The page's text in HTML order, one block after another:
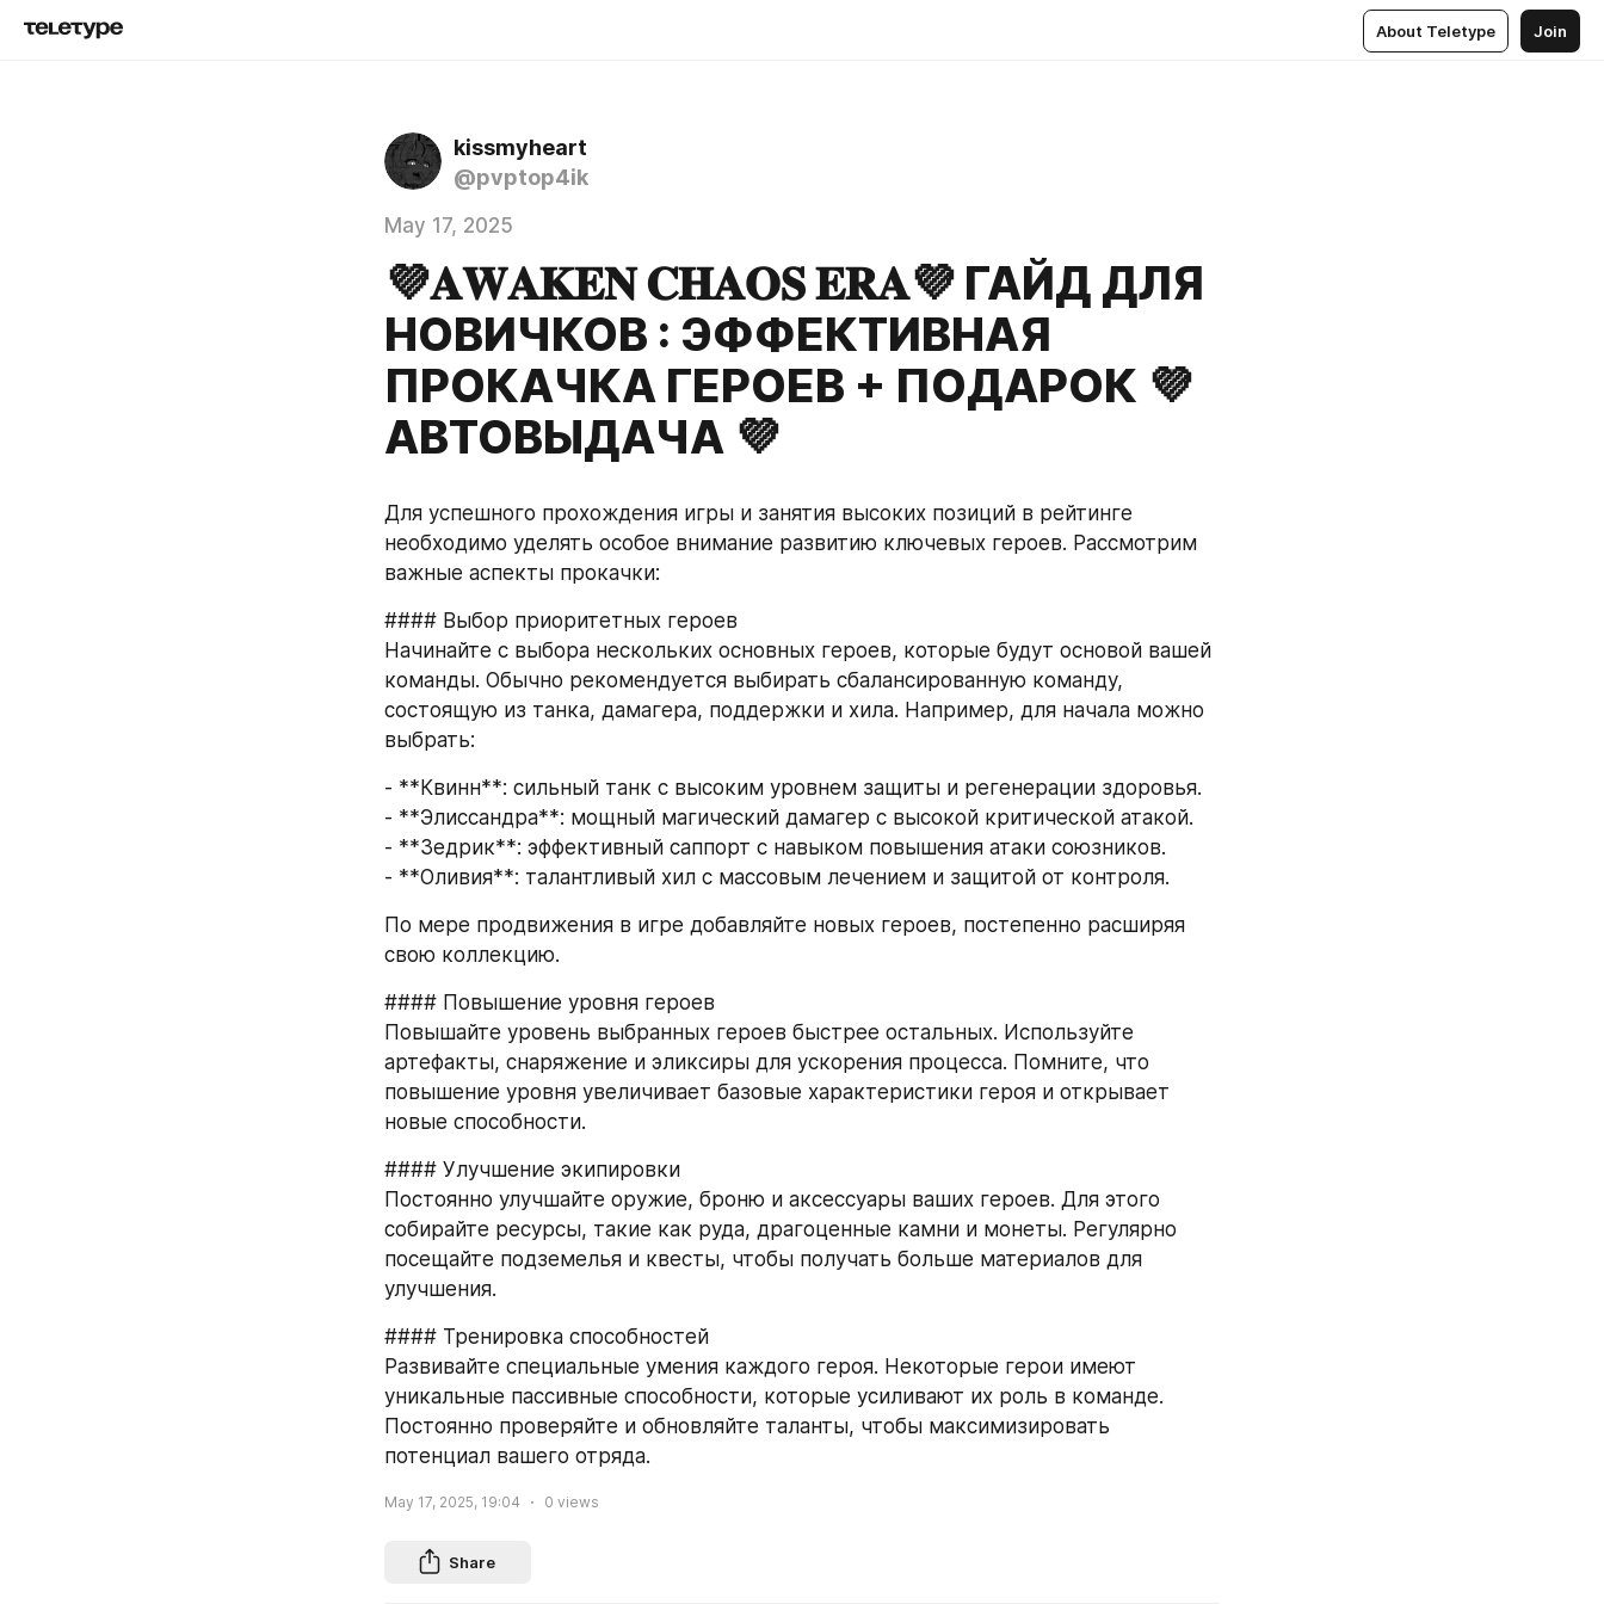
About Teletype Join
kissmyheart
@pvptop4ik
May 17, 2025
💜𝐀𝐖𝐀𝐊𝐄𝐍 𝐂𝐇𝐀𝐎𝐒 𝐄𝐑𝐀💜 ГАЙД ДЛЯ
НОВИЧКОВ : ЭФФЕКТИВНАЯ
ПРОКАЧКА ГЕРОЕВ + ПОДАРОК 💜
АВТОВЫДАЧА 💜
Для успешного прохождения игры и занятия высоких позиций в рейтинге
необходимо уделять особое внимание развитию ключевых героев. Рассмотрим
важные аспекты прокачки:
#### Выбор приоритетных героев
Начинайте с выбора нескольких основных героев, которые будут основой вашей
команды. Обычно рекомендуется выбирать сбалансированную команду,
состоящую из танка, дамагера, поддержки и хила. Например, для начала можно
выбрать:
- **Квинн**: сильный танк с высоким уровнем защиты и регенерации здоровья.
- **Элиссандра**: мощный магический дамагер с высокой критической атакой.
- **Зедрик**: эффективный саппорт с навыком повышения атаки союзников.
- **Оливия**: талантливый хил с массовым лечением и защитой от контроля.
По мере продвижения в игре добавляйте новых героев, постепенно расширяя
свою коллекцию.
#### Повышение уровня героев
Повышайте уровень выбранных героев быстрее остальных. Используйте
артефакты, снаряжение и эликсиры для ускорения процесса. Помните, что
повышение уровня увеличивает базовые характеристики героя и открывает
новые способности.
#### Улучшение экипировки
Постоянно улучшайте оружие, броню и аксессуары ваших героев. Для этого
собирайте ресурсы, такие как руда, драгоценные камни и монеты. Регулярно
посещайте подземелья и квесты, чтобы получать больше материалов для
улучшения.
#### Тренировка способностей
Развивайте специальные умения каждого героя. Некоторые герои имеют
уникальные пассивные способности, которые усиливают их роль в команде.
Постоянно проверяйте и обновляйте таланты, чтобы максимизировать
потенциал вашего отряда.
May 17, 2025, 19:04 0 views
Share